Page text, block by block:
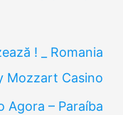
! _ Romania
Mozzart Casino
Agora – Paraíba